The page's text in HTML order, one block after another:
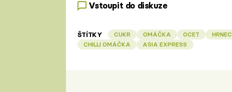
Vstoupit do diskuze
ŠTÍTKY CUKR OMÁČKA OCET HRNEC
CHILLI OMÁČKA
ASIA EXPRESS